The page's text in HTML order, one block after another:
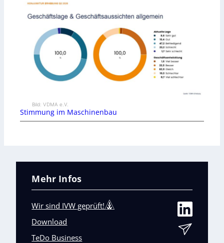
Bild: VDMA e.V.
Stimmung im Maschinenbau
Mehr Infos
Wir sind IVW geprüft!
Download
TeDo Business